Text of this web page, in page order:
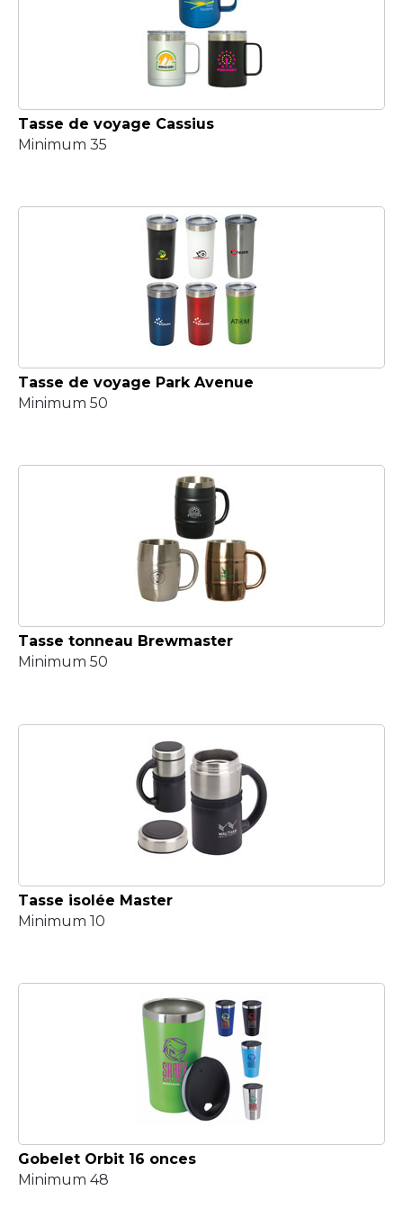
Tasse de voyage Cassius
Minimum 35
Tasse de voyage Park Avenue
Minimum 50
Tasse tonneau Brewmaster
Minimum 50
Tasse isolée Master
Minimum 10
Gobelet Orbit 16 onces
Minimum 48